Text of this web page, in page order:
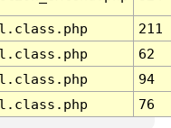
211
62
94
76